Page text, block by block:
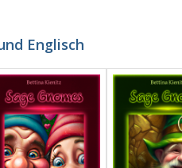
Englisch